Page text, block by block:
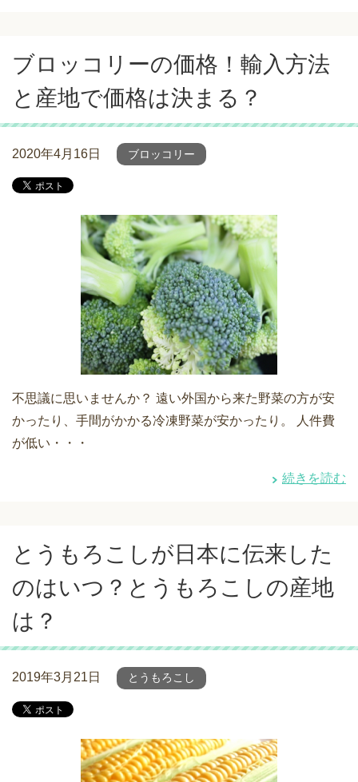
ブロッコリーの価格！輸入方法
と産地で価格は決まる？
2020年4月16日 ブロッコリー
不思議に思いませんか？ 遠い外国から来た野菜の方が安
かったり、手間がかかる冷凍野菜が安かったり。 人件費
が低い・・・
続きを読む
とうもろこしが日本に伝来した
のはいつ？とうもろこしの産地
は？
2019年3月21日 とうもろこし